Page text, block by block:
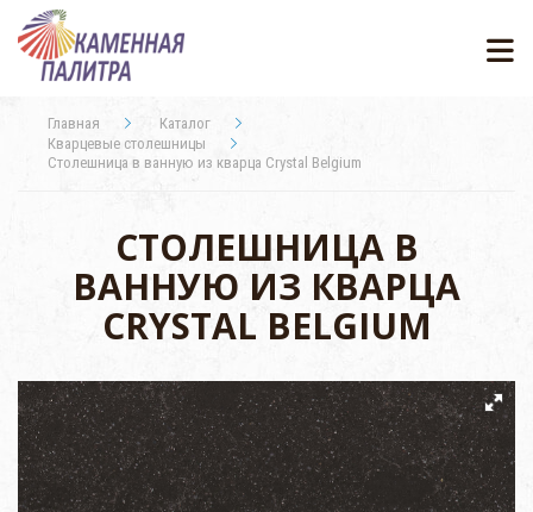
Главная
Каталог
Кварцевые столешницы
Столешница в ванную из кварца Crystal Belgium
СТОЛЕШНИЦА В
ВАННУЮ ИЗ КВАРЦА
CRYSTAL BELGIUM